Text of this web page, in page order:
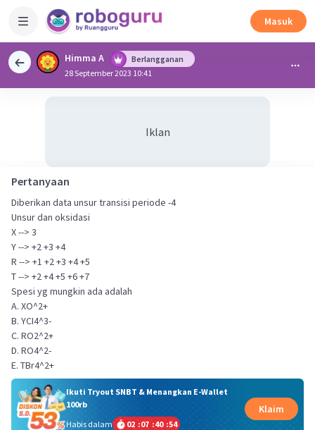
Masuk
Himma A
Berlangganan
28 September 2023 10:41
Iklan
Pertanyaan
Diberikan data unsur transisi periode -4
Unsur dan oksidasi
X --> 3
Y --> +2 +3 +4
R --> +1 +2 +3 +4 +5
T --> +2 +4 +5 +6 +7
Spesi yg mungkin ada adalah
A. XO^2+
B. YCI4^3-
C. RO2^2+
D. RO4^2-
E. TBr4^2+
Ikuti Tryout SNBT & Menangkan E-Wallet
100rb
Habis dalam
02 :07 :40 :54
Klaim